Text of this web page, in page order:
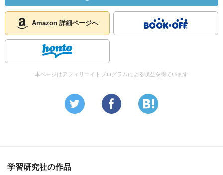
Amazon 詳細ページへ
本ページはアフィリエイトプログラムによる収益を得ています
学習研究社の作品